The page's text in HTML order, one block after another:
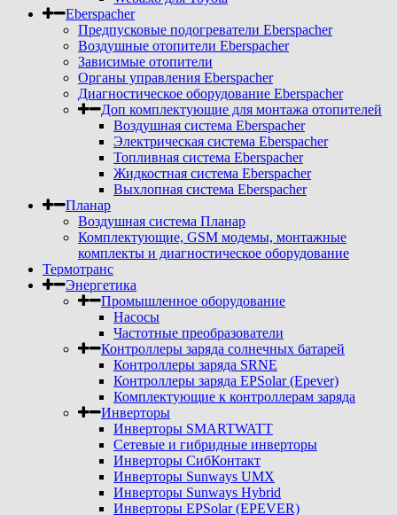
Eberspacher
Предпусковые подогреватели Eberspacher
Воздушные отопители Eberspacher
Зависимые отопители
Органы управления Eberspacher
Диагностическое оборудование Eberspacher
Доп комплектующие для монтажа отопителей
Воздушная система Eberspacher
Электрическая система Eberspacher
Топливная система Eberspacher
Жидкостная система Eberspacher
Выхлопная система Eberspacher
Планар
Воздушная система Планар
Комплектующие, GSM модемы, монтажные
комплекты и диагностическое оборудование
Термотранс
Энергетика
Промышленное оборудование
Насосы
Частотные преобразователи
Контроллеры заряда солнечных батарей
Контроллеры заряда SRNE
Контроллеры заряда EPSolar (Epever)
Комплектующие к контроллерам заряда
Инверторы
Инверторы SMARTWATT
Сетевые и гибридные инверторы
Инверторы СибКонтакт
Инверторы Sunways UMX
Инверторы Sunways Hybrid
Инверторы EPSolar (EPEVER)